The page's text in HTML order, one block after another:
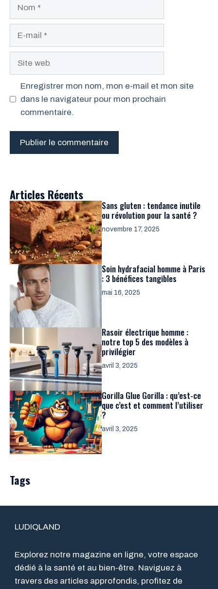
Enregistrer mon nom, mon e-mail et mon site
dans le navigateur pour mon prochain
commentaire.
Articles Récents
Sans gluten : tendance inutile
ou révolution pour la santé ?
novembre 17, 2025
Soin hydrafacial homme à Paris
: 3 bénéfices tangibles
mai 16, 2025
Rasoir électrique homme :
notre top 5 des modèles à
privilégier
avril 3, 2025
Gorilla Glue Gorilla : qu’est-ce
que c’est et comment l’utiliser
?
avril 3, 2025
Tags
LUDIQLAND
Explorez notre magazine en ligne, votre espace
dédié à la santé et au bien-être. Naviguez à
travers des articles approfondis, profitez de